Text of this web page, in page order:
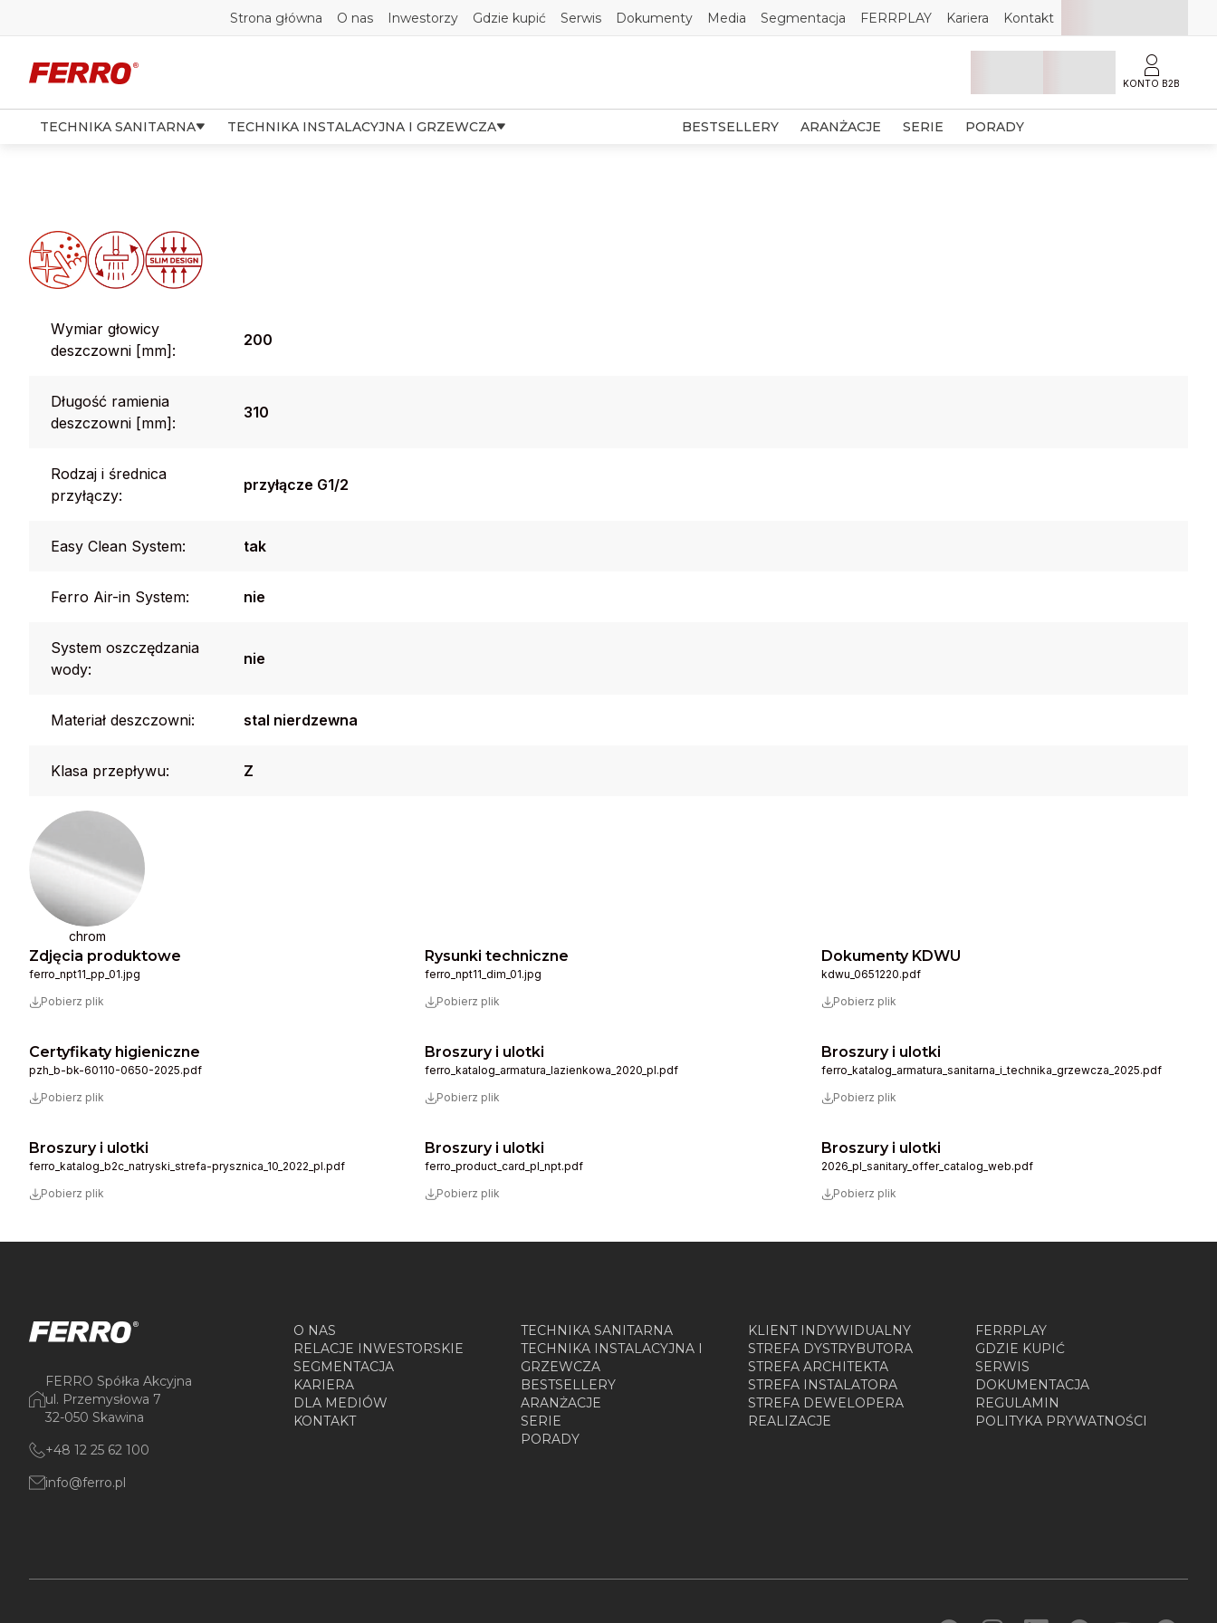
Strona główna O nas Inwestorzy Gdzie kupić Serwis Dokumenty Media Segmentacja FERRPLAY Kariera Kontakt
KONTO B2B
TECHNIKA SANITARNA TECHNIKA INSTALACYJNA I GRZEWCZA BESTSELLERY ARANŻACJE SERIE PORADY
Wymiar głowicy
deszczowni [mm]:
200
Długość ramienia
deszczowni [mm]:
310
Rodzaj i średnica
przyłączy:
przyłącze G1/2
Easy Clean System: tak
Ferro Air-in System: nie
System oszczędzania
wody:
nie
Materiał deszczowni: stal nierdzewna
Klasa przepływu: Z
chrom
Zdjęcia produktowe
ferro_npt11_pp_01.jpg
Pobierz plik
Rysunki techniczne
ferro_npt11_dim_01.jpg
Pobierz plik
Dokumenty KDWU
kdwu_0651220.pdf
Pobierz plik
Certyfikaty higieniczne
pzh_b-bk-60110-0650-2025.pdf
Pobierz plik
Broszury i ulotki
ferro_katalog_armatura_lazienkowa_2020_pl.pdf
Pobierz plik
Broszury i ulotki
ferro_katalog_armatura_sanitarna_i_technika_grzewcza_2025.pdf
Pobierz plik
Broszury i ulotki
ferro_katalog_b2c_natryski_strefa-prysznica_10_2022_pl.pdf
Pobierz plik
Broszury i ulotki
ferro_product_card_pl_npt.pdf
Pobierz plik
Broszury i ulotki
2026_pl_sanitary_offer_catalog_web.pdf
Pobierz plik
FERRO Spółka Akcyjna
ul. Przemysłowa 7
32-050 Skawina
+48 12 25 62 100
info@ferro.pl
O NAS
RELACJE INWESTORSKIE
SEGMENTACJA
KARIERA
DLA MEDIÓW
KONTAKT
TECHNIKA SANITARNA
TECHNIKA INSTALACYJNA I
GRZEWCZA
BESTSELLERY
ARANŻACJE
SERIE
PORADY
KLIENT INDYWIDUALNY
STREFA DYSTRYBUTORA
STREFA ARCHITEKTA
STREFA INSTALATORA
STREFA DEWELOPERA
REALIZACJE
FERRPLAY
GDZIE KUPIĆ
SERWIS
DOKUMENTACJA
REGULAMIN
POLITYKA PRYWATNOŚCI